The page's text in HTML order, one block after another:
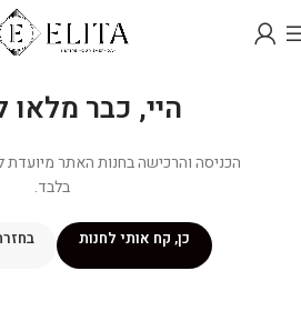
היי, כבר מלאו לך
בלבד.
כן, קח אותי לחנות